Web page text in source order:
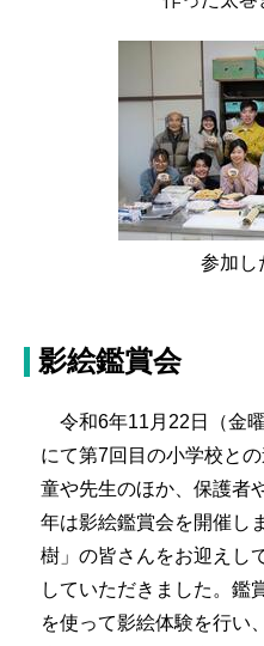
参加し
影絵鑑賞会
令和6年11月22日（金
にて第7回目の小学校と
童や先生のほか、保護者
年は影絵鑑賞会を開催し
樹」の皆さんをお迎えし
していただきました。鑑
を使って影絵体験を行い